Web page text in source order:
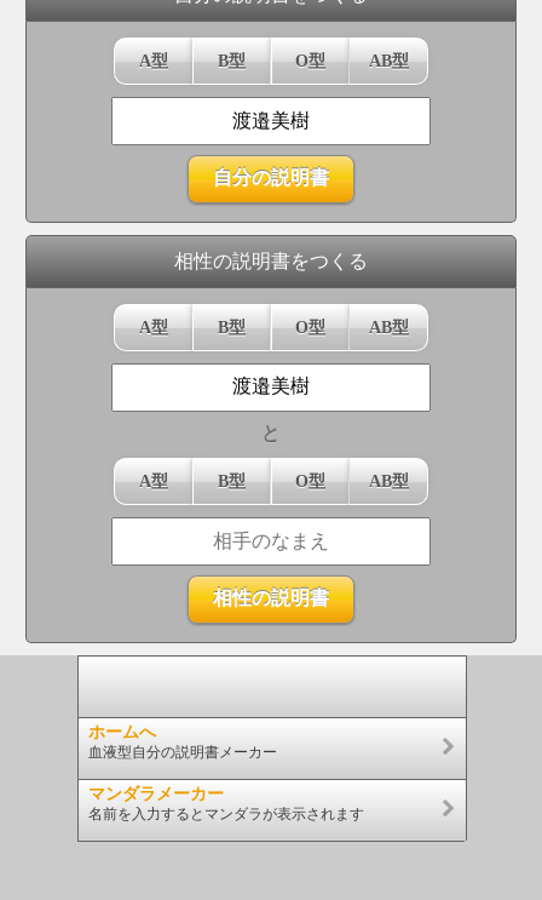
A型 B型 O型 AB型
相性の説明書をつくる
A型 B型 O型 AB型
と
A型 B型 O型 AB型
ホームへ
血液型自分の説明書メーカー
マンダラメーカー
名前を入力するとマンダラが表示されます